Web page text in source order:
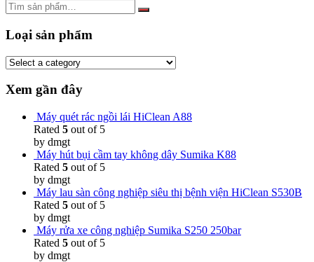
Loại sản phẩm
Xem gần đây
Máy quét rác ngồi lái HiClean A88
Rated 5 out of 5
by dmgt
Máy hút bụi cầm tay không dây Sumika K88
Rated 5 out of 5
by dmgt
Máy lau sàn công nghiệp siêu thị bệnh viện HiClean S530B
Rated 5 out of 5
by dmgt
Máy rửa xe công nghiệp Sumika S250 250bar
Rated 5 out of 5
by dmgt